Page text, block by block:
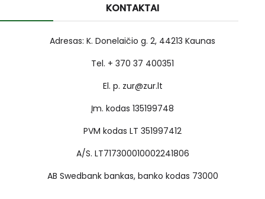
KONTAKTAI
Adresas: K. Donelaičio g. 2, 44213 Kaunas
Tel. + 370 37 400351
El. p. zur@zur.lt
Įm. kodas 135199748
PVM kodas LT 351997412
A/S. LT717300010002241806
AB Swedbank bankas, banko kodas 73000